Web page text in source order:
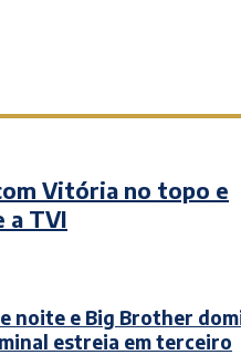
Vitória no topo e
a TVI
noite e Big Brother
estreia em terceiro